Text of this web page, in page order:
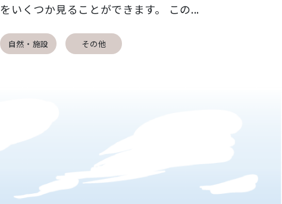
をいくつか見ることができます。 この...
自然・施設 その他